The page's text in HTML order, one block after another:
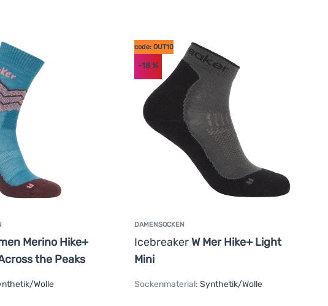
Merino Hike+
the Peaks
Wolle
DAMENSOCKEN
IcebreakerW Mer Hike+ Light
Mini
code: OUT10
-18 %
Sockenmaterial: Synthetik/Wolle